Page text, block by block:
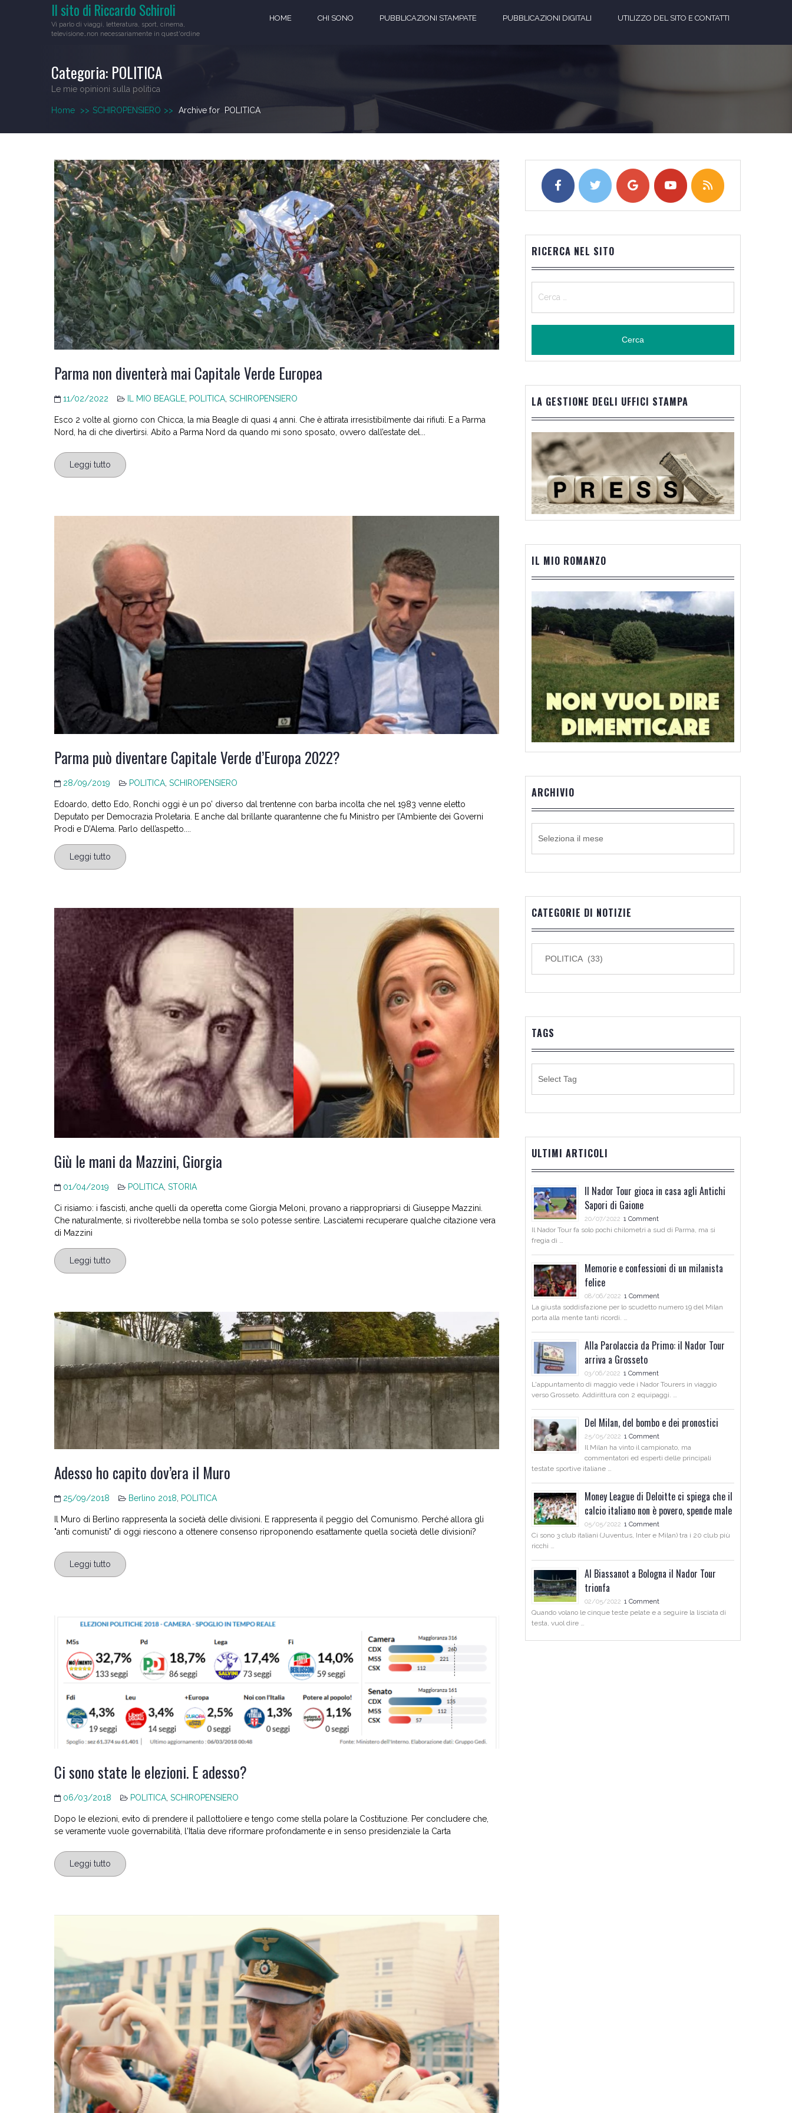
Il sito di Riccardo Schiroli
Vi parlo di viaggi, letteratura, sport, cinema,
televisione…non necessariamente in quest'ordine
HOME CHI SONO PUBBLICAZIONI STAMPATE PUBBLICAZIONI DIGITALI UTILIZZO DEL SITO E CONTATTI
Categoria: POLITICA
Le mie opinioni sulla politica
Home >> SCHIROPENSIERO >> Archive for POLITICA
Parma non diventerà mai Capitale Verde Europea
11/02/2022 IL MIO BEAGLE POLITICA SCHIROPENSIERO
Esco 2 volte al giorno con Chicca, la mia Beagle di quasi 4 anni. Che è attirata irresistibilmente dai rifiuti. E a Parma
Nord, ha di che divertirsi. Abito a Parma Nord da quando mi sono sposato, ovvero dall’estate del...
Leggi tutto
Parma può diventare Capitale Verde d’Europa 2022?
28/09/2019 POLITICA, SCHIROPENSIERO
Edoardo, detto Edo, Ronchi oggi è un po’ diverso dal trentenne con barba incolta che nel 1983 venne eletto
Deputato per Democrazia Proletaria. E anche dal brillante quarantenne che fu Ministro per l’Ambiente dei Governi
Prodi e D’Alema. Parlo dell’aspetto....
Leggi tutto
Giù le mani da Mazzini, Giorgia
01/04/2019 POLITICA STORIA
Ci risiamo: i fascisti, anche quelli da operetta come Giorgia Meloni, provano a riappropriarsi di Giuseppe Mazzini.
Che naturalmente, si rivolterebbe nella tomba se solo potesse sentire. Lasciatemi recuperare qualche citazione vera
di Mazzini
Leggi tutto
Adesso ho capito dov’era il Muro
25/09/2018 Berlino 2018, POLITICA
Il Muro di Berlino rappresenta la società delle divisioni. E rappresenta il peggio del Comunismo. Perché allora gli
"anti comunisti" di oggi riescono a ottenere consenso riproponendo esattamente quella società delle divisioni?
Leggi tutto
Ci sono state le elezioni. E adesso?
06/03/2018 POLITICA, SCHIROPENSIERO
Dopo le elezioni, evito di prendere il pallottoliere e tengo come stella polare la Costituzione. Per concludere che,
se veramente vuole governabilità, l'Italia deve riformare profondamente e in senso presidenziale la Carta
Leggi tutto
RICERCA NEL SITO
per:
LA GESTIONE DEGLI UFFICI STAMPA
IL MIO ROMANZO
ARCHIVIO
CATEGORIE DI NOTIZIE
NOTIZIE
TAGS
ULTIMI ARTICOLI
Il Nador Tour gioca in casa agli Antichi
Sapori di Gaione
20/07/2022 1 Comment
Il Nador Tour fa solo pochi chilometri a sud di Parma, ma si
fregia di …
Memorie e confessioni di un milanista
felice
08/06/2022 1 Comment
La giusta soddisfazione per lo scudetto numero 19 del Milan
porta alla mente tanti ricordi. …
Alla Parolaccia da Primo: il Nador Tour
arriva a Grosseto
03/06/2022 1 Comment
L'appuntamento di maggio vede i Nador Tourers in viaggio
verso Grosseto. Addirittura con 2 equipaggi. …
Del Milan, del bombo e dei pronostici
25/05/2022 1 Comment
Il Milan ha vinto il campionato, ma
commentatori ed esperti delle principali
testate sportive italiane …
Money League di Deloitte ci spiega che il
calcio italiano non è povero, spende male
05/05/2022 1 Comment
Ci sono 3 club italiani (Juventus, Inter e Milan) tra i 20 club più
ricchi …
Al Biassanot a Bologna il Nador Tour
trionfa
02/05/2022 1 Comment
Quando volano le cinque teste pelate e a seguire la lisciata di
testa, vuol dire …